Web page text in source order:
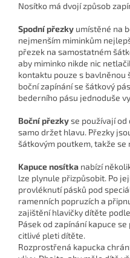
Nosítko má dvojí způsob
Spodní přezky umístěné na
nejmenším miminkům
přezek na samostatném
aby miminko nikde nic
kontaktu pouze s bavlněnou
boční zapínání se šátkový
bederního pásu jednoduše
Boční přezkyse používají od
samo držet hlavu. Přezky
šátkovým poutkem, takže
Kapuce nosítka nabízí
lze plynule přizpůsobit. Po
provléknutí pásků pod
ramenních popruzích a
zajištění hlavičky dítěte
Pásek od zapínání kapuce
citlivé pleti dítěte.
Rozprostřená kapucka